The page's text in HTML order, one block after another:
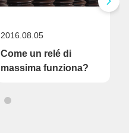
2016.08.05
Come un relé di
massima funziona?